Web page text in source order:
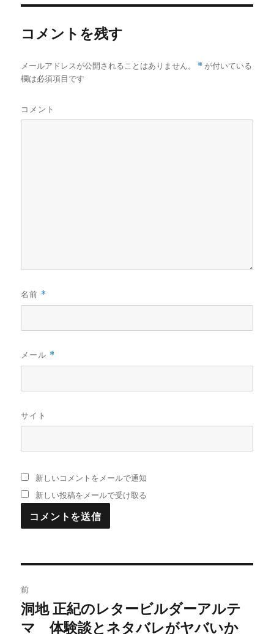
コメントを残す
メールアドレスが公開されることはありません。 * が付いている
欄は必須項目です
コメント
名前 *
メール *
サイト
新しいコメントをメールで通知
新しい投稿をメールで受け取る
稿
ナ
前
過
去
洞地 正紀のレタービルダーアルテ
マ 体験談とネタバレがヤバいか